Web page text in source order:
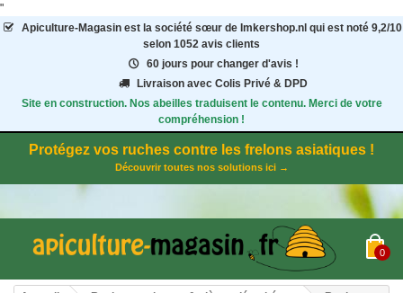
"
Apiculture-Magasinest la société sœur de Imkershop.nl qui est noté 9,2/10
selon 1052 avis clients
60 jours pour changer d'avis !
Livraison avec Colis Privé & DPD
Site en construction. Nos abeilles traduisent le contenu. Merci de votre
compréhension !
Protégez vos ruches contre les frelons asiatiques !
Découvrir toutes nos solutions ici →
0